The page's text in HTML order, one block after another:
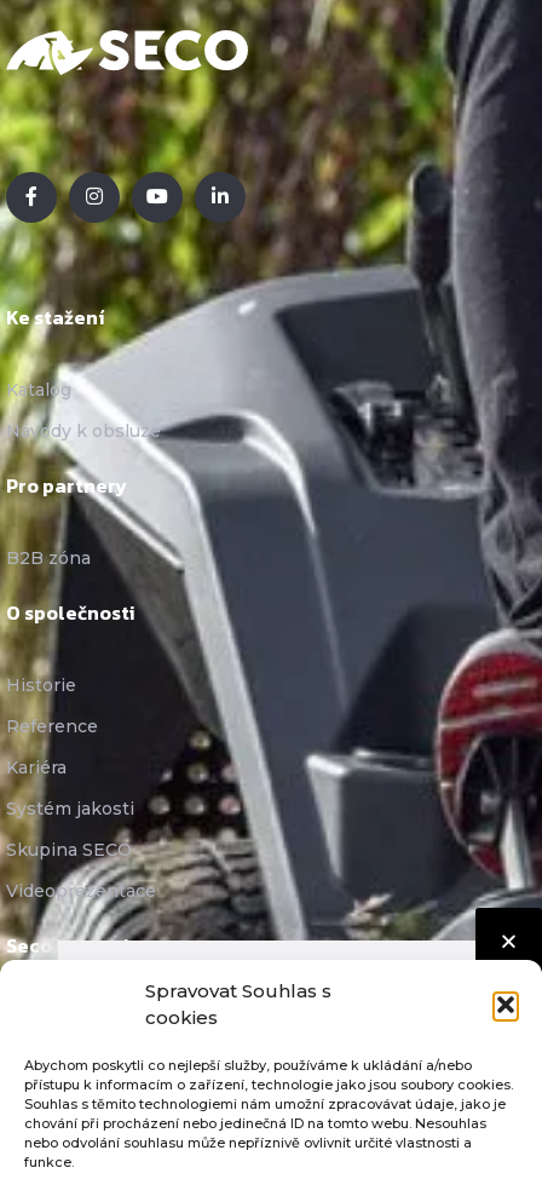
Spravovat Souhlas s
cookies
Abychom poskytli co nejlepší služby, používáme k ukládání a/nebo
přístupu k informacím o zařízení, technologie jako jsou soubory cookies.
Souhlas s těmito technologiemi nám umožní zpracovávat údaje, jako je
chování při procházení nebo jedinečná ID na tomto webu. Nesouhlas
nebo odvolání souhlasu může nepříznivě ovlivnit určité vlastnosti a
funkce.
Ke stažení
Katalog
Návody k obsluze
Pro partnery
B2B zóna
O společnosti
Historie
Reference
Kariéra
Systém jakosti
Skupina SECO
Videoprezentace
Seco Industries, s.r.o.
info@seco-traktory.cz
Jungmannova 11, 506 01 Jičín
IČ 05391423